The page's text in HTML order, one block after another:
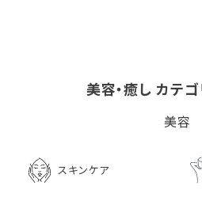
LPLP（ルプ
センスカラ
美容・癒し カテ
美容
スキンケア